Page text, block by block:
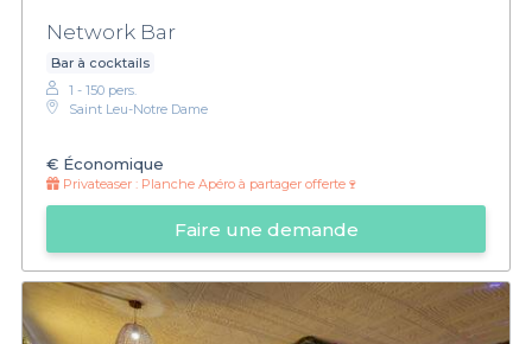
Network Bar
Bar à cocktails
1 - 150 pers.
Saint Leu-Notre Dame
€ Économique
Privateaser : Planche Apéro à partager offerte🍷
Faire une demande